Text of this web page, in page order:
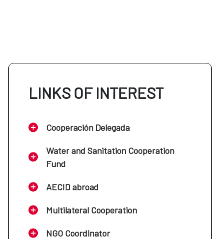
LINKS OF INTEREST
Cooperación Delegada
Water and Sanitation Cooperation
Fund
AECID abroad
Multilateral Cooperation
NGO Coordinator